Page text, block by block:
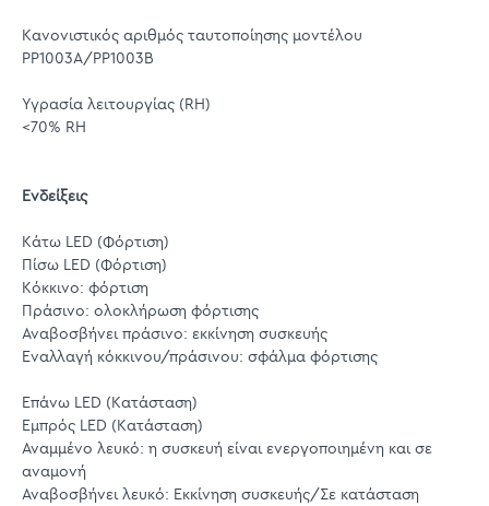
Κανονιστικός αριθμός ταυτοποίησης μοντέλου
PP1003A/PP1003B
Υγρασία λειτουργίας (RH)
<70% RH
Ενδείξεις
Κάτω LED (Φόρτιση)
Πίσω LED (Φόρτιση)
Κόκκινο: φόρτιση
Πράσινο: ολοκλήρωση φόρτισης
Αναβοσβήνει πράσινο: εκκίνηση συσκευής
Εναλλαγή κόκκινου/πράσινου: σφάλμα φόρτισης
Επάνω LED (Κατάσταση)
Εμπρός LED (Κατάσταση)
Αναμμένο λευκό: η συσκευή είναι ενεργοποιημένη και σε
αναμονή
Αναβοσβήνει λευκό: Εκκίνηση συσκευής/Σε κατάσταση